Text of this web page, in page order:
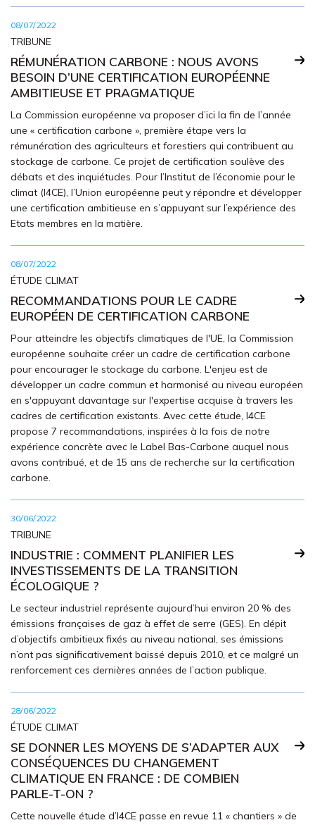
08/07/2022
TRIBUNE
RÉMUNÉRATION CARBONE : NOUS AVONS
BESOIN D’UNE CERTIFICATION EUROPÉENNE
AMBITIEUSE ET PRAGMATIQUE
La Commission européenne va proposer d’ici la fin de l’année
une « certification carbone », première étape vers la
rémunération des agriculteurs et forestiers qui contribuent au
stockage de carbone. Ce projet de certification soulève des
débats et des inquiétudes. Pour l’Institut de l’économie pour le
climat (I4CE), l’Union européenne peut y répondre et développer
une certification ambitieuse en s’appuyant sur l’expérience des
Etats membres en la matière.
08/07/2022
ÉTUDE CLIMAT
RECOMMANDATIONS POUR LE CADRE
EUROPÉEN DE CERTIFICATION CARBONE
Pour atteindre les objectifs climatiques de l'UE, la Commission
européenne souhaite créer un cadre de certification carbone
pour encourager le stockage du carbone. L'enjeu est de
développer un cadre commun et harmonisé au niveau européen
en s'appuyant davantage sur l'expertise acquise à travers les
cadres de certification existants. Avec cette étude, I4CE
propose 7 recommandations, inspirées à la fois de notre
expérience concrète avec le Label Bas-Carbone auquel nous
avons contribué, et de 15 ans de recherche sur la certification
carbone.
30/06/2022
TRIBUNE
INDUSTRIE : COMMENT PLANIFIER LES
INVESTISSEMENTS DE LA TRANSITION
ÉCOLOGIQUE ?
Le secteur industriel représente aujourd’hui environ 20 % des
émissions françaises de gaz à effet de serre (GES). En dépit
d’objectifs ambitieux fixés au niveau national, ses émissions
n’ont pas significativement baissé depuis 2010, et ce malgré un
renforcement ces dernières années de l’action publique.
28/06/2022
ÉTUDE CLIMAT
SE DONNER LES MOYENS DE S’ADAPTER AUX
CONSÉQUENCES DU CHANGEMENT
CLIMATIQUE EN FRANCE : DE COMBIEN
PARLE-T-ON ?
Cette nouvelle étude d’I4CE passe en revue 11 « chantiers » de